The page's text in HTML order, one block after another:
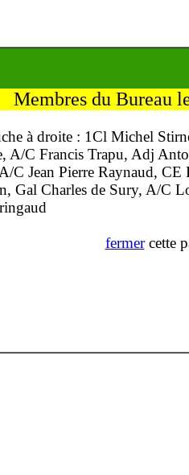
Membres du Bureau
à droite : 1Cl Michel
A/C Francis Trapu, Adj
C Jean Pierre Raynaud, CE
Gal Charles de Sury, A/C
fermercette